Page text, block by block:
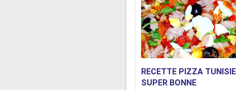
RECETTE PIZZA
SUPER BONNE